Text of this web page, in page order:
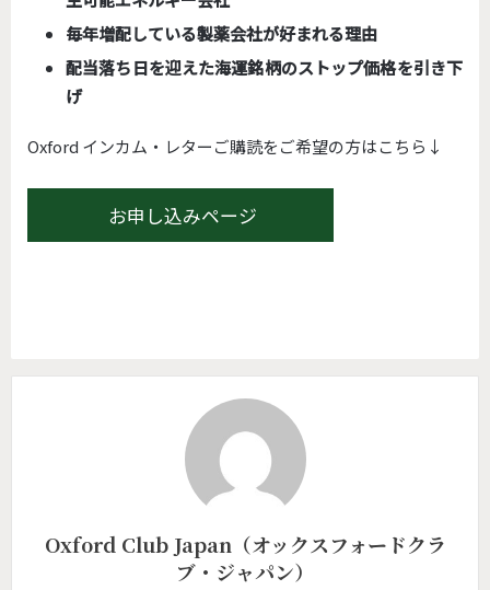
毎年増配している製薬会社が好まれる理由
配当落ち日を迎えた海運銘柄のストップ価格を引き下
げ
Oxford インカム・レターご購読をご希望の方はこちら↓
お申し込みページ
Oxford Club Japan（オックスフォードクラ
ブ・ジャパン）